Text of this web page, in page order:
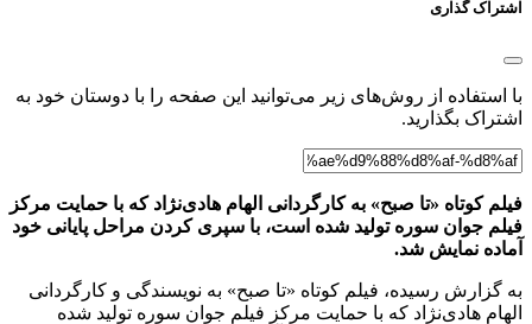
اشتراک گذاری
با استفاده از روش‌های زیر می‌توانید این صفحه را با دوستان خود به
اشتراک بگذارید.
فیلم کوتاه «تا صبح» به کارگردانی الهام هادی‌نژاد که با حمایت مرکز
فیلم جوان سوره تولید شده است، با سپری کردن مراحل پایانی خود
آماده نمایش شد.
به گزارش رسیده، فیلم کوتاه «تا صبح» به نویسندگی و کارگردانی
الهام هادی‌نژاد که با حمایت مرکز فیلم جوان سوره تولید شده